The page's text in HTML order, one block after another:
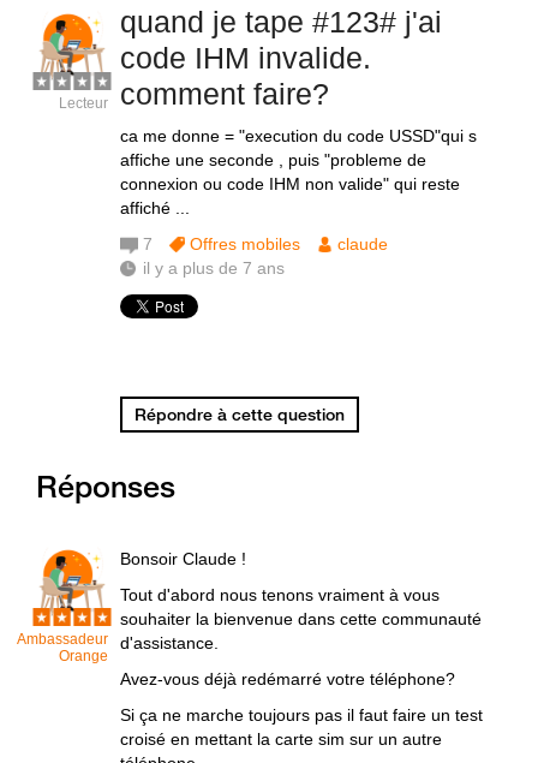
quand je tape #123# j'ai
code IHM invalide.
comment faire?
ca me donne = "execution du code USSD"qui s
affiche une seconde , puis "probleme de
connexion ou code IHM non valide" qui reste
affiché ...
Lecteur
7 Offres mobiles
claude
il y a plus de 7 ans
Répondre à cette question
Réponses
Ambassadeur
Orange
Bonsoir Claude !
Tout d'abord nous tenons vraiment à vous
souhaiter la bienvenue dans cette communauté
d'assistance.
Avez-vous déjà redémarré votre téléphone?
Si ça ne marche toujours pas il faut faire un test
croisé en mettant la carte sim sur un autre